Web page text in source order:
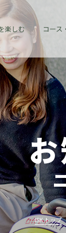
楽しむ コース
ISK トップ